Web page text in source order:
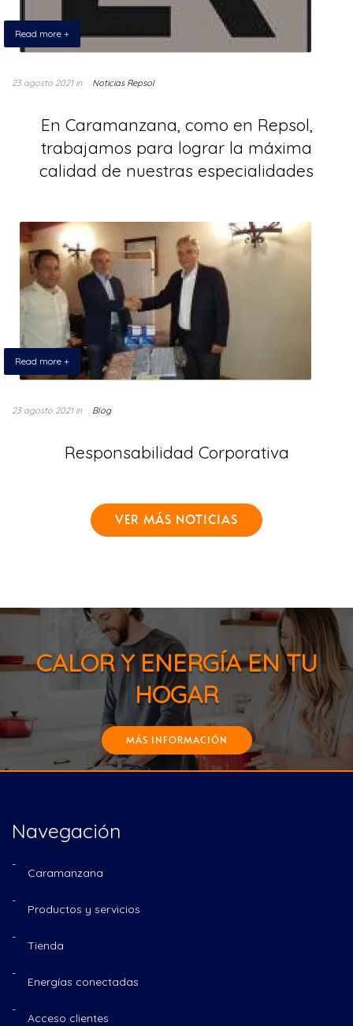
Read more +
23 agosto 2021 in Noticias Repsol
En Caramanzana, como en Repsol,
trabajamos para lograr la máxima
calidad de nuestras especialidades
Read more +
23 agosto 2021 in Blog
Responsabilidad Corporativa
VER MÁS NOTICIAS
CALOR Y ENERGÍA EN TU
HOGAR
MÁS INFORMACIÓN
Navegación
Caramanzana
Productos y servicios
Tienda
Energías conectadas
Acceso clientes